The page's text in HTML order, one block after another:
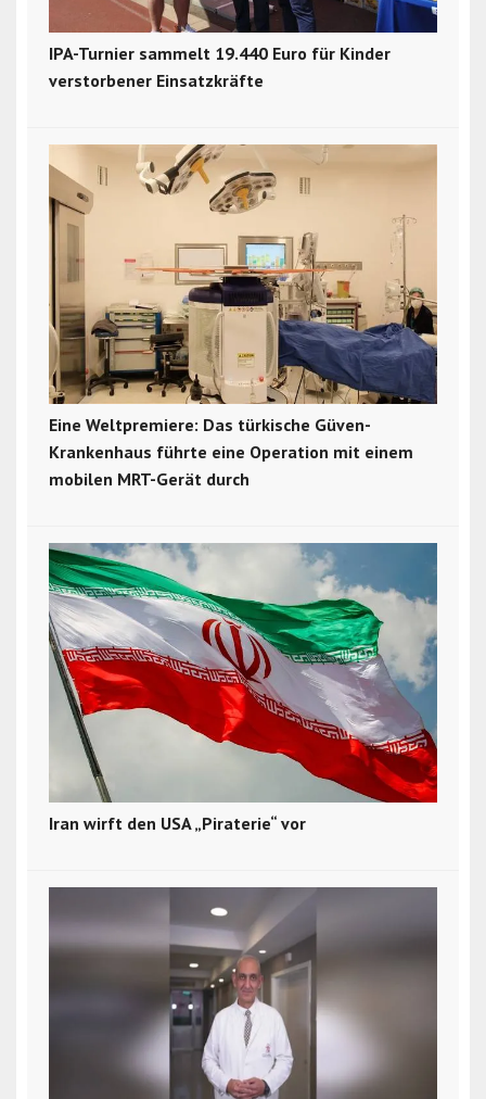
IPA-Turnier sammelt 19.440 Euro für Kinder
verstorbener Einsatzkräfte
Eine Weltpremiere: Das türkische Güven-
Krankenhaus führte eine Operation mit einem
mobilen MRT-Gerät durch
Iran wirft den USA „Piraterie“ vor